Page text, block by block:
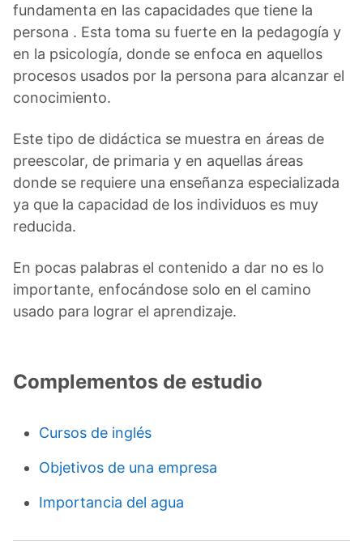
fundamenta en las capacidades que tiene la
persona . Esta toma su fuerte en la pedagogía y
en la psicología, donde se enfoca en aquellos
procesos usados por la persona para alcanzar el
conocimiento.
Este tipo de didáctica se muestra en áreas de
preescolar, de primaria y en aquellas áreas
donde se requiere una enseñanza especializada
ya que la capacidad de los individuos es muy
reducida.
En pocas palabras el contenido a dar no es lo
importante, enfocándose solo en el camino
usado para lograr el aprendizaje.
Complementos de estudio
Cursos de inglés
Objetivos de una empresa
Importancia del agua